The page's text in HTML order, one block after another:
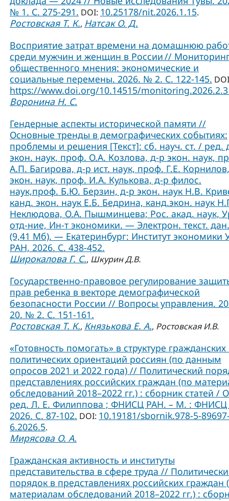
№ 1. С. 275-291. DOI: 10.25178/nit.2026.1.15.
Ростовская Т. К., Натсак О. Д.
Восприятие затрат времени на домашнюю
среди мужчин и женщин в России //
общественного мнения: экономические и
социальные перемены. 2026. № 2. С. 122-145.
https://www.doi.org/10.14515/
Воронина Н. С.
Гендерные аспекты исторической памяти //
Основные тренды в демографических событиях:
проблемы и решения [Текст]: сб. науч. ст. / ред.
экон. наук, проф. О.А. Козлова, д-р экон. наук,
А.П. Багирова, д-р ист. наук, проф. Г.Е.
экон. наук, проф. И.А. Кулькова, д-р филос.
наук,проф. Б.Ю. Берзин, д-р экон. наук Н.В.
канд. экон. наук Е.Б. Бедрина, канд.экон. наук
Неклюдова, О.А. Пышминцева; Рос. акад. наук,
отд-ние, Ин-т экономики. — Электрон. текст. дан.
(9,41 Мб). — Екатеринбург: Институт экономики
РАН, 2026. С. 438-452.
Широкалова Г. С., Шкурин Д.В.
Государственно-правовое регулирование
прав ребенка в векторе демографической
безопасности России // Вопросы управления.
20. № 2. С. 151-161.
Ростовская Т. К., Князькова Е. А., Ростовская И.В.
«Готовность помогать» в структуре гражданских
политических ориентаций россиян (по данным
опросов 2021 и 2022 года) // Политический
представлениях российских граждан (по
обследований 2018–2022 гг.) : сборник статей /
ред. Л. Е. Филиппова ; ФНИСЦ РАН. – М. : ФНИСЦ
2026. C. 87-102. DOI: 10.19181/sbornik.978-5-
6.2026.5.
Мирясова О. А.
Гражданская активность и институты
представительства в сфере труда //
порядок в представлениях российских граждан
материалам обследований 2018–2022 гг.) :